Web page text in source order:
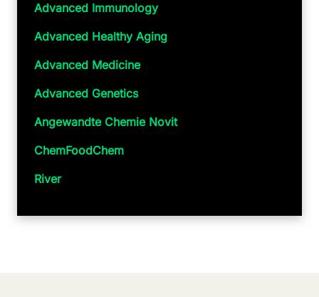
Advanced Immunology
Advanced Healthy Aging
Advanced Medicine
Advanced Genetics
Angewandte Chemie Novit
ChemFoodChem
River